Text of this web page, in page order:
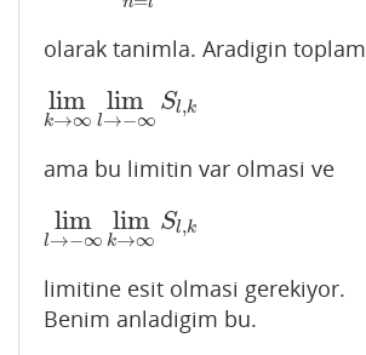
olarak tanimla. Aradigin toplam
lim
k→∞
lim
l→−∞
Sl,k
limk →∞lim l→ −
ama bu limitin var olmasi ve
lim
l→−∞
lim
k→∞
Sl,k
liml→ −∞limk→
limitine esit olmasi gerekiyor.
Benim anladigim bu.